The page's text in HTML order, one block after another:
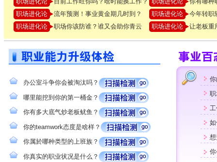
职场进化论
流年预测！事业黄金期几时到？
职场进化论
职场你该防谁？谁又会助你青云
职场进化论
今年转职
职场进化论
让老板重
办公室斗争你会被淘汰吗？
哪里能挖到你的第一桶金？
你有多大底气炒老板鱿鱼？
你的teamwork态度是啥样？
你属於哪种类型的上班族？
你真实的职业状况是什么？